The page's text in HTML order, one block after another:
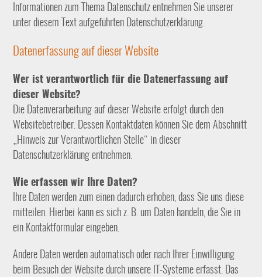
Informationen zum Thema Datenschutz entnehmen Sie unserer
unter diesem Text aufgeführten Datenschutzerklärung.
Datenerfassung auf dieser Website
Wer ist verantwortlich für die Datenerfassung auf
dieser Website?
Die Datenverarbeitung auf dieser Website erfolgt durch den
Websitebetreiber. Dessen Kontaktdaten können Sie dem Abschnitt
„Hinweis zur Verantwortlichen Stelle“ in dieser
Datenschutzerklärung entnehmen.
Wie erfassen wir Ihre Daten?
Ihre Daten werden zum einen dadurch erhoben, dass Sie uns diese
mitteilen. Hierbei kann es sich z. B. um Daten handeln, die Sie in
ein Kontaktformular eingeben.
Andere Daten werden automatisch oder nach Ihrer Einwilligung
beim Besuch der Website durch unsere IT-Systeme erfasst. Das